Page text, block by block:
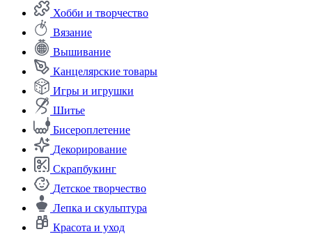
Хобби и творчество
Вязание
Вышивание
Канцелярские товары
Игры и игрушки
Шитье
Бисероплетение
Декорирование
Скрапбукинг
Детское творчество
Лепка и скульптура
Красота и уход